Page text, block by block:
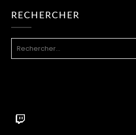
RECHERCHER
Twitch